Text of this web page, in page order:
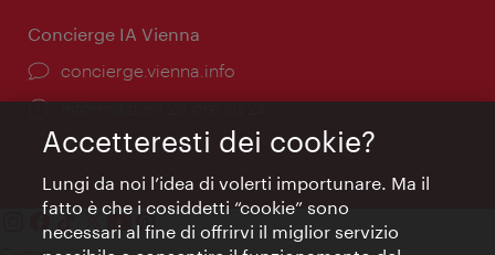
Concierge IA Vienna
Ort:
concierge.vienna.info
Öffnungszeiten:
Informazioni 24 ore su 24
Accetteresti dei cookie?
Lungi da noi l’idea di volerti importunare. Ma il
fatto è che i cosiddetti “cookie” sono
necessari al fine di offrirvi il miglior servizio